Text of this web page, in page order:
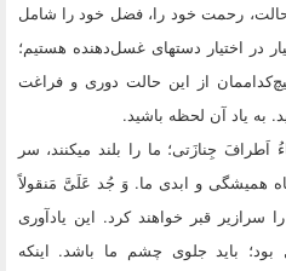
رحمت خود را، فضل خود را شامل
در اختیار دستهاى غسل‌دهنده هستیم؛
از این حالت دورى و فراغت
به یاد آن لحظه باشید.
اَطرافَ جِنازَتى؛ ما را بلند میکنند، سر
همیشگى و ابدى ما. وَ جُد عَلَىَّ مَنقولاً
قبر خواهند کرد. این یادآورى
باید جلوى چشم ما باشد. اینکه